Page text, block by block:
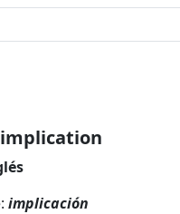
implication
implicación